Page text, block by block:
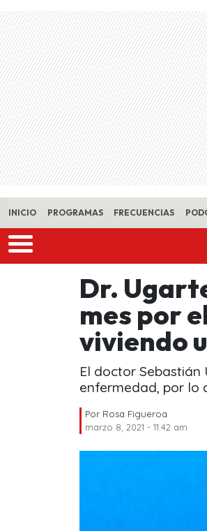
Skip to main content
INICIO PROGRAMAS FRECUENCIAS
Dr.
mes por
viviendo
El doctor
enfermedad, por lo
Por Rosa Figueroa
marzo 8, 2021 - 11:42 am